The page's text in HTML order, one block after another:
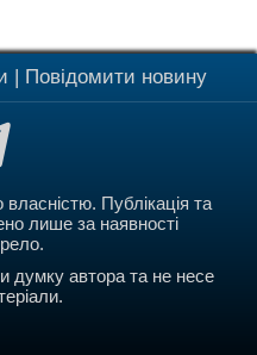
| Повідомити новину
Публікація та
лише за наявності
думку автора та не несе